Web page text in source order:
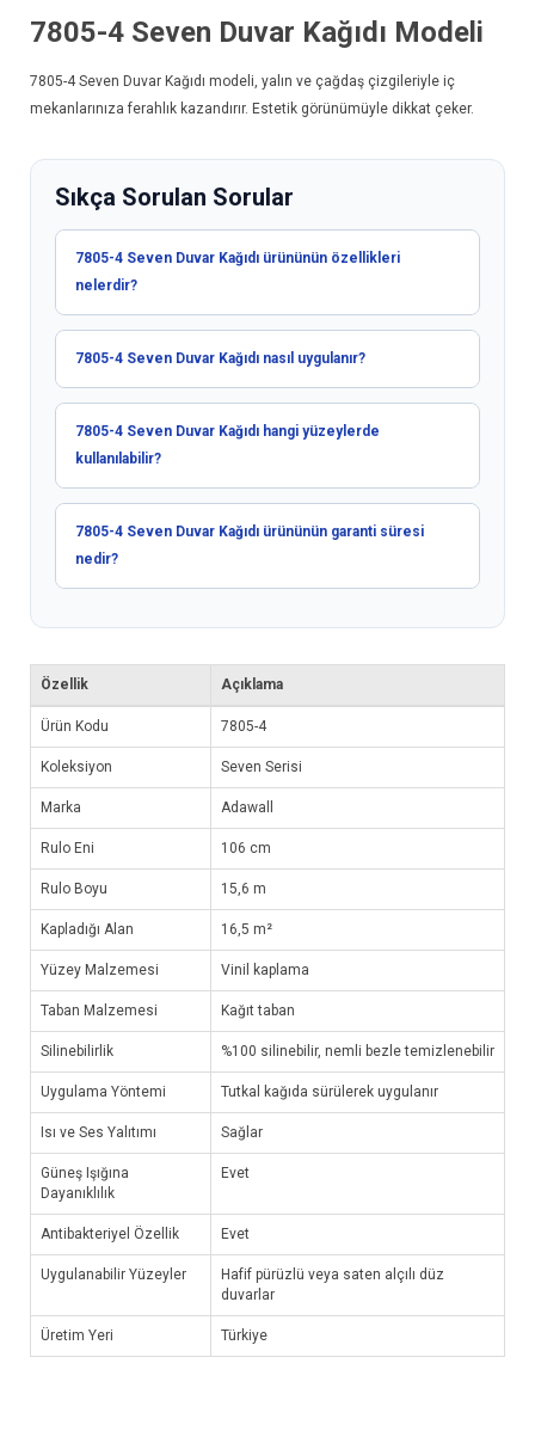
7805-4 Seven Duvar Kağıdı Modeli
7805-4Seven Duvar Kağıdı modeli, yalın ve çağdaş çizgileriyle iç
mekanlarınıza ferahlık kazandırır. Estetik görünümüyle dikkat çeker.
Sıkça Sorulan Sorular
7805-4 Seven Duvar Kağıdı ürününün özellikleri
nelerdir?
7805-4 Seven Duvar Kağıdı nasıl uygulanır?
7805-4 Seven Duvar Kağıdı hangi yüzeylerde
kullanılabilir?
7805-4 Seven Duvar Kağıdı ürününün garanti süresi
nedir?
Özellik Açıklama
Ürün Kodu 7805-4
Koleksiyon Seven Serisi
Marka Adawall
Rulo Eni 106 cm
Rulo Boyu 15,6 m
Kapladığı Alan 16,5 m²
Yüzey Malzemesi Vinil kaplama
Taban Malzemesi Kağıt taban
Silinebilirlik %100 silinebilir, nemli bezle temizlenebilir
Uygulama Yöntemi Tutkal kağıda sürülerek uygulanır
Isı ve Ses Yalıtımı Sağlar
Güneş Işığına
Dayanıklılık
Evet
Antibakteriyel Özellik Evet
Uygulanabilir Yüzeyler
Hafif pürüzlü veya saten alçılı düz
duvarlar
Üretim Yeri Türkiye